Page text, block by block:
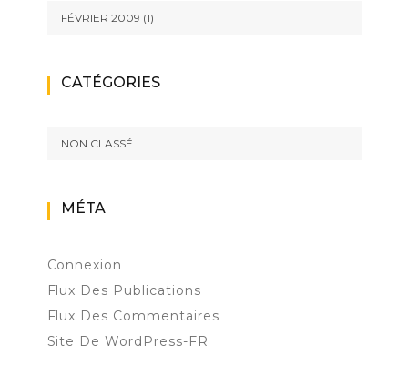
FÉVRIER 2009 (1)
CATÉGORIES
NON CLASSÉ
MÉTA
Connexion
Flux Des Publications
Flux Des Commentaires
Site De WordPress-FR